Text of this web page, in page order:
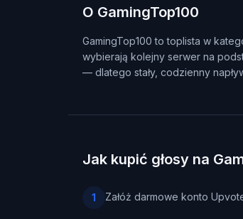
O GamingTop100
GamingTop100 to toplista w
wybierają kolejny serwer na
— dlatego stały, codzienny
Jak kupić głosy na
1 Załóż darmowe konto